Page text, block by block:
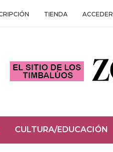
TIENDA ACCEDER
CULTURA/EDUCACIÓN